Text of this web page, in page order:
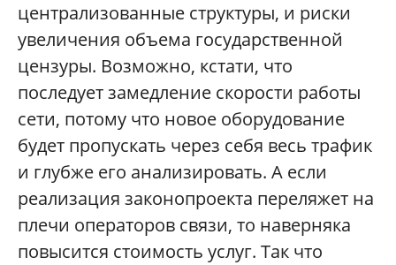
централизованные структуры, и риски
увеличения объема государственной
цензуры. Возможно, кстати, что
последует замедление скорости работы
сети, потому что новое оборудование
будет пропускать через себя весь трафик
и глубже его анализировать. А если
реализация законопроекта переляжет на
плечи операторов связи, то наверняка
повысится стоимость услуг. Так что